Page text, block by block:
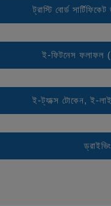
ট্রাস্টি বোর্ড
ই-ফিটনেস ফলাফল
ই-ট্যাক্স টোকেন, ই-